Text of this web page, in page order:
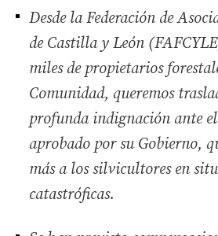
Desde la Federación de
de Castilla y León
miles de propietarios
Comunidad, queremos
profunda indignación ante el
aprobado por su Gobierno,
más a los silvicultores en
catastróficas.